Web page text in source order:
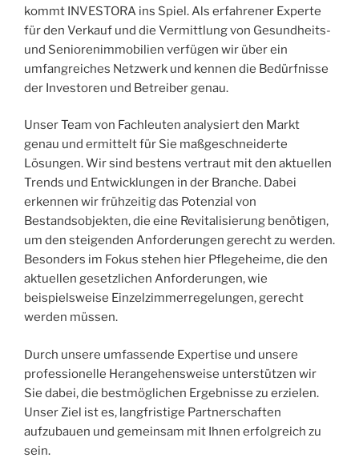
kommt INVESTORA ins Spiel. Als erfahrener Experte
für den Verkauf und die Vermittlung von Gesundheits-
und Seniorenimmobilien verfügen wir über ein
umfangreiches Netzwerk und kennen die Bedürfnisse
der Investoren und Betreiber genau.
Unser Team von Fachleuten analysiert den Markt
genau und ermittelt für Sie maßgeschneiderte
Lösungen. Wir sind bestens vertraut mit den aktuellen
Trends und Entwicklungen in der Branche. Dabei
erkennen wir frühzeitig das Potenzial von
Bestandsobjekten, die eine Revitalisierung benötigen,
um den steigenden Anforderungen gerecht zu werden.
Besonders im Fokus stehen hier Pflegeheime, die den
aktuellen gesetzlichen Anforderungen, wie
beispielsweise Einzelzimmerregelungen, gerecht
werden müssen.
Durch unsere umfassende Expertise und unsere
professionelle Herangehensweise unterstützen wir
Sie dabei, die bestmöglichen Ergebnisse zu erzielen.
Unser Ziel ist es, langfristige Partnerschaften
aufzubauen und gemeinsam mit Ihnen erfolgreich zu
sein.